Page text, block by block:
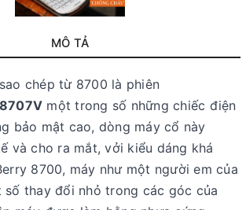
MÔ TẢ
chép từ 8700 là phiên
một trong số những chiếc điện
bảo mật cao, dòng máy cổ này
và cho ra mắt, vởi kiểu dáng khá
8700, máy như một người em của
số thay đổi nhỏ trong các góc của